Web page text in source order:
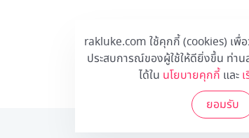
rakluke.com ใช้คุกกี้ (cookies) เพื่
ประสบการณ์ของผู้ใช้ให้ดียิ่งขึ้น ท่าน
ได้ใน นโยบายคุกกี้และ
ยอมรับ